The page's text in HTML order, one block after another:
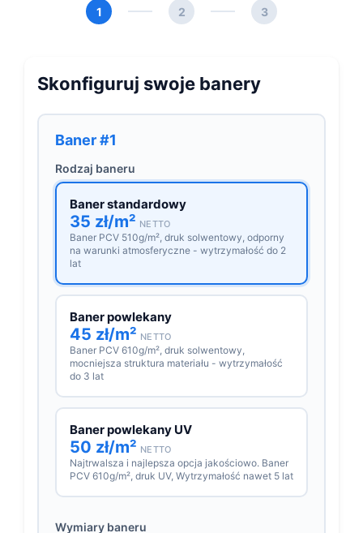
1 2 3
Skonfiguruj swoje banery
Baner #1
Rodzaj baneru
Baner standardowy
35 zł/m² NETTO
Baner PCV 510g/m², druk solwentowy, odporny
na warunki atmosferyczne - wytrzymałość do 2
lat
Baner powlekany
45 zł/m² NETTO
Baner PCV 610g/m², druk solwentowy,
mocniejsza struktura materiału - wytrzymałość
do 3 lat
Baner powlekany UV
50 zł/m² NETTO
Najtrwalsza i najlepsza opcja jakościowo. Baner
PCV 610g/m², druk UV, Wytrzymałość nawet 5 lat
Wymiary baneru